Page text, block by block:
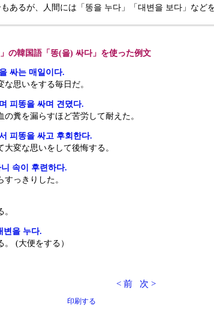
あるが、人間には「똥을 누다」「대변을 보다」などを
」の韓国語「똥(을) 싸다」を使った例文
싸는 매일이다.
な思いをする毎日だ。
피똥을 싸며 견뎠다.
の糞を漏らすほど苦労して耐えた。
피똥을 싸고 후회한다.
大変な思いをして後悔する。
속이 후련하다.
すっきりした。
변을 누다.
。 (大便をする）
< 前 次 >
印刷する